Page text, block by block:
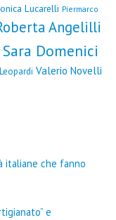
Lucarelli Piermarco
Angelilli
Sara Domenici
Valerio Novelli
italiane che fanno
e